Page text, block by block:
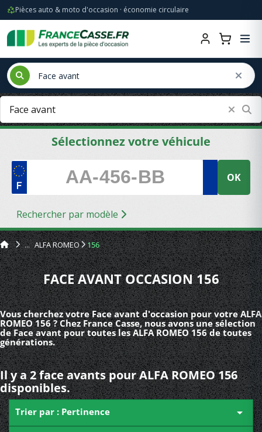
Pièces auto & moto d'occasion · économie circulaire
Sélectionnez votre véhicule
OK
Rechercher par modèle
ALFA ROMEO 156
FACE AVANT OCCASION 156
Vous cherchez votre Face avant d'occasion pour votre ALFA
ROMEO 156 ? Chez France Casse, nous avons une sélection
de Face avant pour toutes les ALFA ROMEO 156 de toutes
générations.
Il y a 2 face avants pour ALFA ROMEO 156
disponibles.
Trier par : Pertinence 